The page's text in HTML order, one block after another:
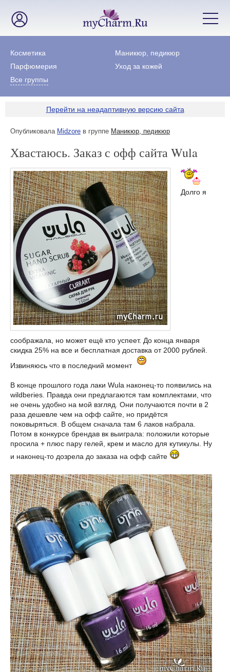
Косметика
Маникюр, педикюр
Парфюмерия
Уход за кожей
Все группы
Перейти на неадаптивную версию сайта
Опубликовала Midzore в группе Маникюр, педикюр
Хвастаюсь. Заказ с офф сайта Wula
Долго я
соображала, но может ещё кто успеет. До конца января
скидка 25% на все и бесплатная доставка от 2000 рублей.
Извиняюсь что в последний момент
В конце прошлого года лаки Wula наконец-то появились на
wildberies. Правда они предлагаются там комплектами, что
не очень удобно на мой взгляд. Они получаются почти в 2
раза дешевле чем на офф сайте, но придётся
поковыряться. В общем сначала там 6 лаков набрала.
Потом в конкурсе брендав вк выиграла: положили которые
просила + плюс пару гелей, крем и масло для кутикулы. Ну
и наконец-то дозрела до заказа на офф сайте